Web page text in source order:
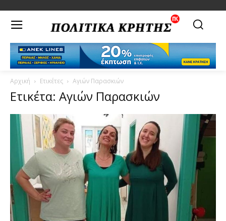
Αρχική Ετικέτες Αγιών Παρασκιών
Ετικέτα: Αγιών Παρασκιών